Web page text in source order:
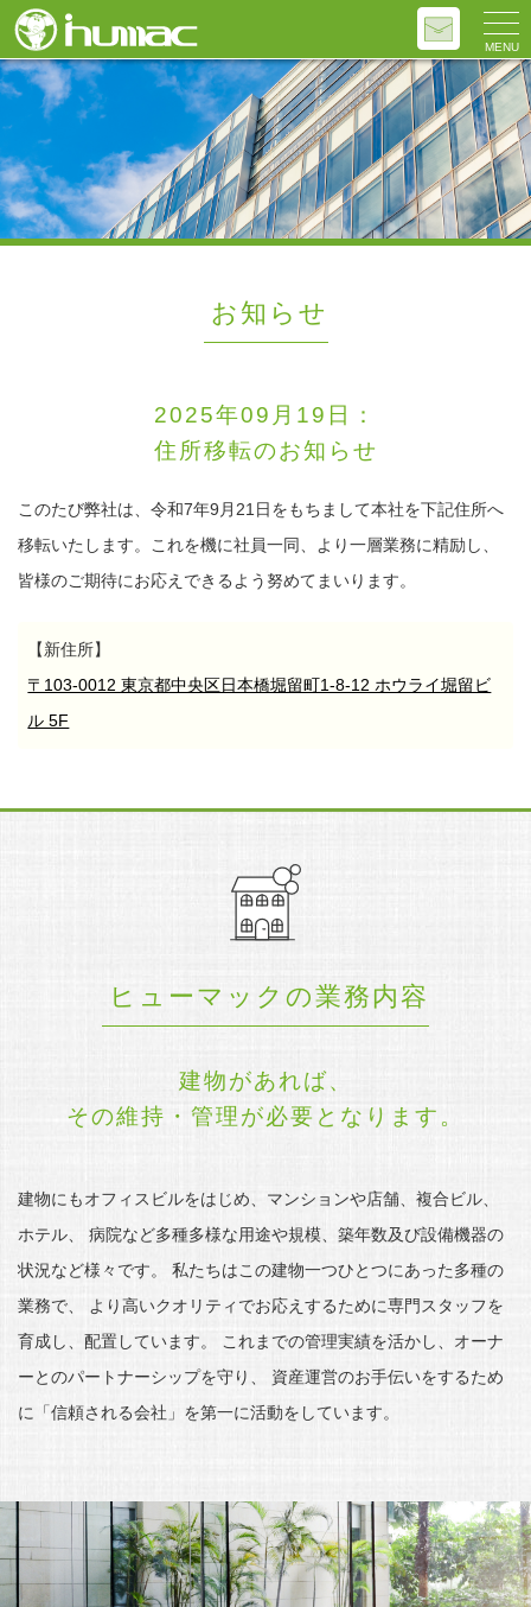
お知らせ
2025年09月19日：
住所移転のお知らせ
このたび弊社は、令和7年9月21日をもちまして本社を下記住所へ
移転いたします。
これを機に社員一同、より一層業務に精励し、
皆様のご期待にお応えできるよう努めてまいります。
【新住所】
〒103-0012 東京都中央区日本橋堀留町1-8-12 ホウライ堀留ビ
ル 5F
ヒューマックの業務内容
建物があれば、
その維持・管理が必要となります。
建物にもオフィスビルをはじめ、マンションや店舗、複合ビル、
ホテル、
病院など多種多様な用途や規模、築年数及び設備機器の
状況など様々です。
私たちはこの建物一つひとつにあった多種の
業務で、
より高いクオリティでお応えするために専門スタッフを
育成し、配置しています。
これまでの管理実績を活かし、オーナ
ーとのパートナーシップを守り、
資産運営のお手伝いをするため
に「信頼される会社」を第一に活動をしています。
MENU